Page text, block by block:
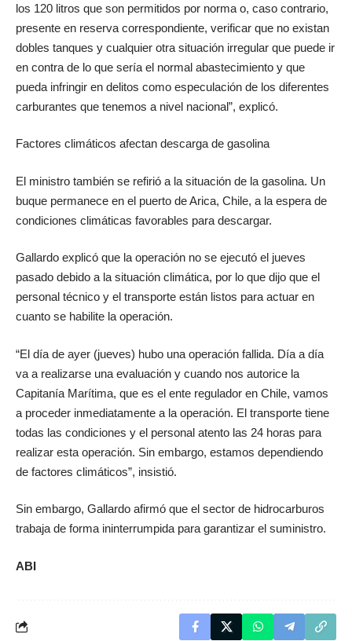
los 120 litros que son permitidos por norma o, caso contrario,
presente en reserva correspondiente, verificar que no existan
dobles tanques y cualquier otra situación irregular que puede ir
en contra de lo que sería el normal abastecimiento y que
pueda infringir en delitos como especulación de los diferentes
carburantes que tenemos a nivel nacional”, explicó.
Factores climáticos afectan descarga de gasolina
El ministro también se refirió a la situación de la gasolina. Un
buque permanece en el puerto de Arica, Chile, a la espera de
condiciones climáticas favorables para descargar.
Gallardo explicó que la operación no se ejecutó el jueves
pasado debido a la situación climática, por lo que dijo que el
personal técnico y el transporte están listos para actuar en
cuanto se habilite la operación.
“El día de ayer (jueves) hubo una operación fallida. Día a día
va a realizarse una evaluación y cuando nos autorice la
Capitanía Marítima, que es el ente regulador en Chile, vamos
a proceder inmediatamente a la operación. El transporte tiene
todas las condiciones y el personal atento las 24 horas para
realizar esta operación. Sin embargo, estamos dependiendo
de factores climáticos”, insistió.
Sin embargo, Gallardo afirmó que el sector de hidrocarburos
trabaja de forma ininterrumpida para garantizar el suministro.
ABI